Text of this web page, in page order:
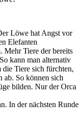
Löwe hat Angst vor
Elefanten
Mehr Tiere der bereits
kann man alternativ
Tiere sich fürchten,
ab. So können sich
bilden. Nur der Orca
In der nächsten Runde